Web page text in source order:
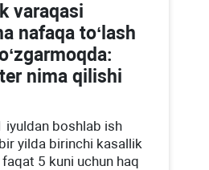
varaqasi
nafaqa toʻlash
nima qilishi
iyuldan boshlab ish
yilda birinchi kasallik
5 kuni uchun haq